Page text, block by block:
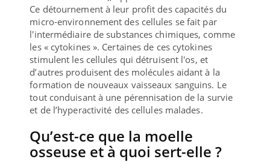
Ce détournement à leur profit des capacités du
micro-environnement des cellules se fait par
l'intermédiaire de substances chimiques, comme
les « cytokines ». Certaines de ces cytokines
stimulent les cellules qui détruisent l'os, et
d’autres produisent des molécules aidant à la
formation de nouveaux vaisseaux sanguins. Le
tout conduisant à une pérennisation de la survie
et de l’hyperactivité des cellules malades.
Qu’est-ce que la moelle
osseuse et à quoi sert-elle ?